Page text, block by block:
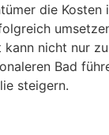
die Kosten
nicht nur
Bad
steigern.